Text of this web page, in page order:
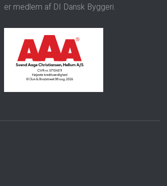
er medlem af DI Dansk Byggeri.